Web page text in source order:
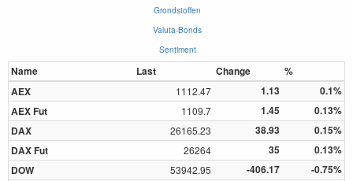
Grondstoffen
Valuta-Bonds
Sentiment
Name Last Change
%
AEX
1112.47 1.13
0.1%
AEX Fut
1109.7 1.45
0.13%
DAX
26165.23 38.93
0.15%
DAX Fut
26264 35
0.13%
DOW
53942.95 -406.17
-0.75%